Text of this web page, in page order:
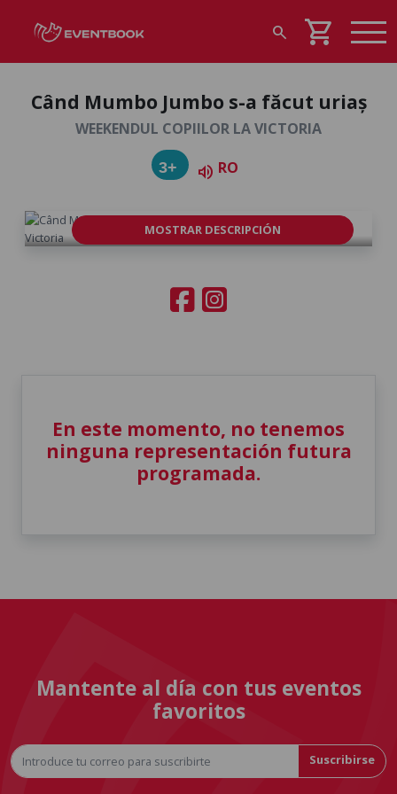
search shopping_cart
Când Mumbo Jumbo s-a făcut uriaș
WEEKENDUL COPIILOR LA VICTORIA
3+ volume_up RO
MOSTRAR DESCRIPCIÓN
En este momento, no tenemos
ninguna representación futura
programada.
Mantente al día con tus eventos
favoritos
Suscribirse